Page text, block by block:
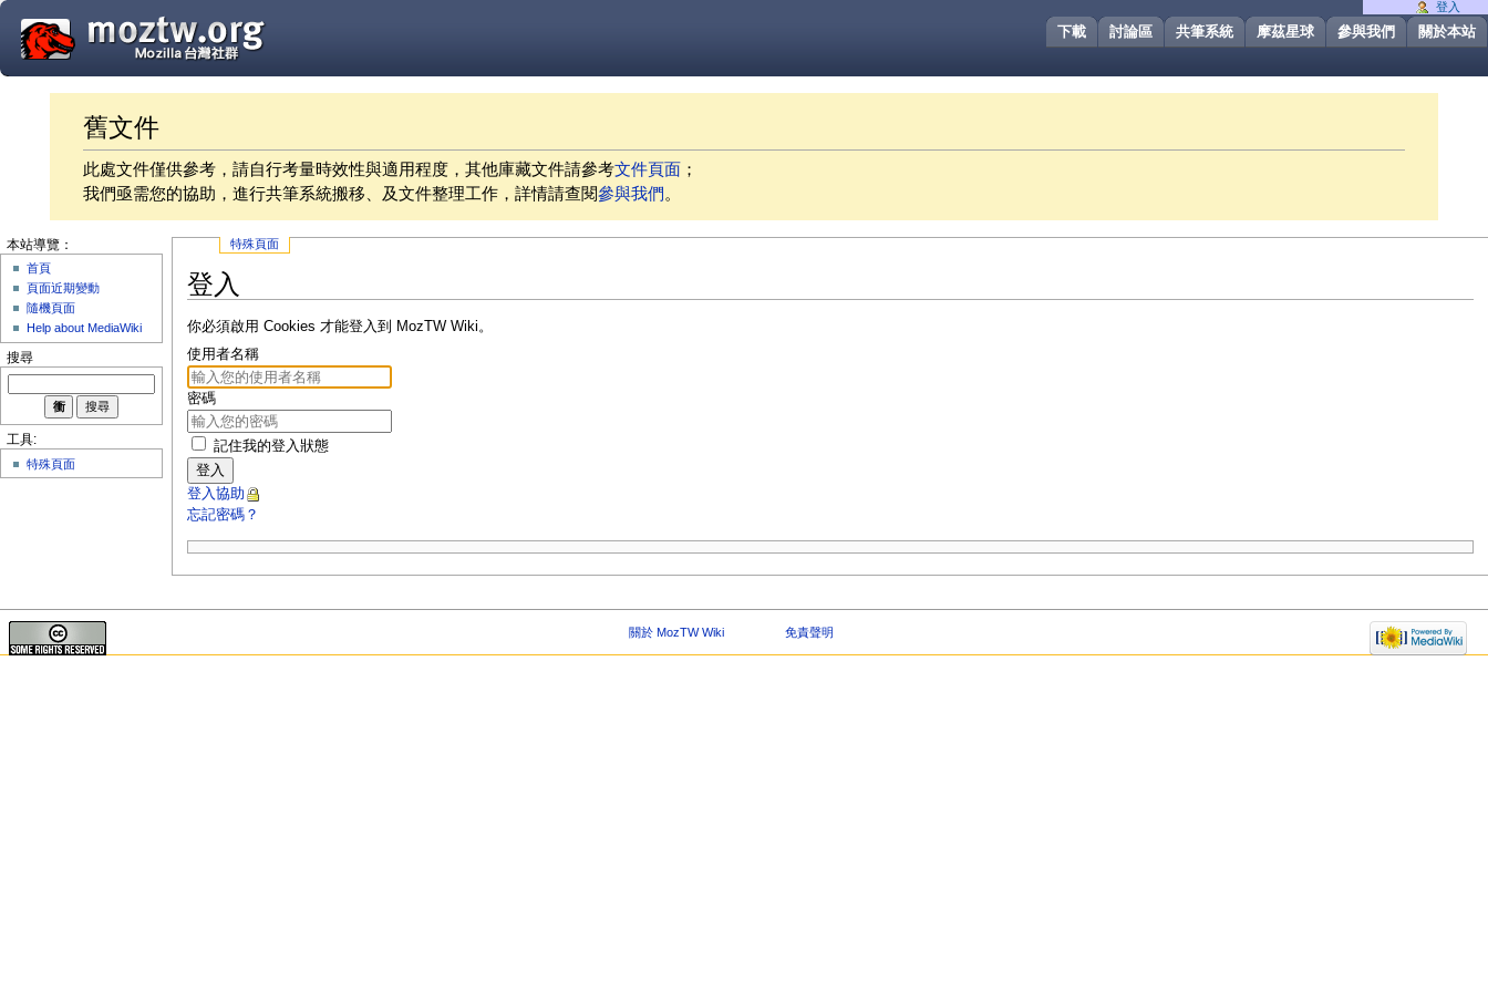
關於本站
參與我們
摩茲星球
共筆系統
討論區
下載
舊文件
此處文件僅供參考，請自行考量時效性與適用程度，其他庫藏文件請參考文件頁面 ；
我們亟需您的協助，進行共筆系統搬移、及文件整理工作，詳情請查閱參與我們。
特殊頁面
登入
你必須啟用 Cookies 才能登入到 MozTW Wiki。
使用者名稱
密碼
記住我的登入狀態
登入
登入協助
忘記密碼？
登入
本站導覽：
首頁
頁面近期變動
隨機頁面
Help about MediaWiki
搜尋
工具:
特殊頁面
關於 MozTW Wiki 免責聲明